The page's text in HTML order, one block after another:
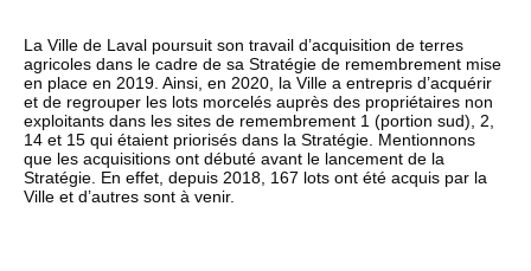
La Ville de Laval poursuit son travail d’acquisition de terres
agricoles dans le cadre de sa Stratégie de remembrement mise
en place en 2019. Ainsi, en 2020, la Ville a entrepris d’acquérir
et de regrouper les lots morcelés auprès des propriétaires non
exploitants dans les sites de remembrement 1 (portion sud), 2,
14 et 15 qui étaient priorisés dans la Stratégie. Mentionnons
que les acquisitions ont débuté avant le lancement de la
Stratégie. En effet, depuis 2018, 167 lots ont été acquis par la
Ville et d’autres sont à venir.